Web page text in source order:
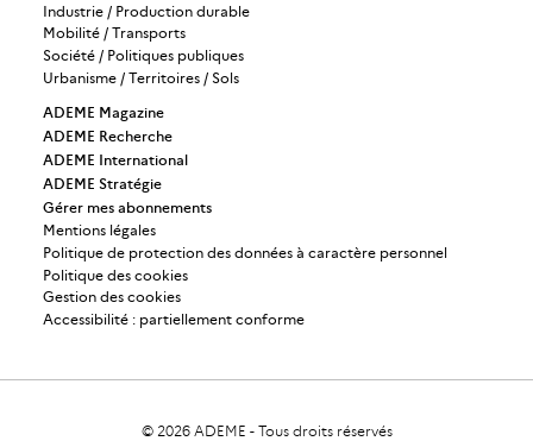
Industrie / Production durable
Mobilité / Transports
Société / Politiques publiques
Urbanisme / Territoires / Sols
ADEME Magazine
ADEME Recherche
ADEME International
ADEME Stratégie
Gérer mes abonnements
Mentions légales
Politique de protection des données à caractère personnel
Politique des cookies
Gestion des cookies
Accessibilité : partiellement conforme
© 2026 ADEME - Tous droits réservés